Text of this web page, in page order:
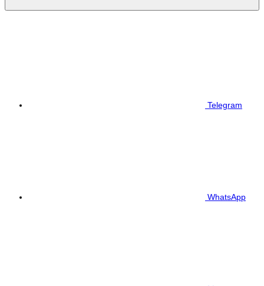
Telegram
WhatsApp